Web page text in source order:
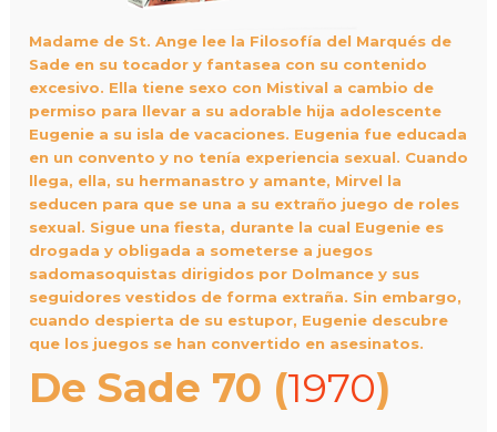
Madame de St. Ange lee la Filosofía del Marqués de
Sade en su tocador y fantasea con su contenido
excesivo. Ella tiene sexo con Mistival a cambio de
permiso para llevar a su adorable hija adolescente
Eugenie a su isla de vacaciones. Eugenia fue educada
en un convento y no tenía experiencia sexual. Cuando
llega, ella, su hermanastro y amante, Mirvel la
seducen para que se una a su extraño juego de roles
sexual. Sigue una fiesta, durante la cual Eugenie es
drogada y obligada a someterse a juegos
sadomasoquistas dirigidos por Dolmance y sus
seguidores vestidos de forma extraña. Sin embargo,
cuando despierta de su estupor, Eugenie descubre
que los juegos se han convertido en asesinatos.
De Sade 70 (1970)